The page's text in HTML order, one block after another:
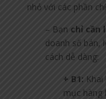
nhỏ với các phần
– Bạn chỉ cần
doanh số bán,
cách dễ dàng:
+ B1:
mục hàng